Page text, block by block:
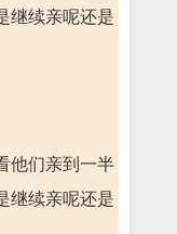
继续亲呢还是
他们亲到一半
继续亲呢还是